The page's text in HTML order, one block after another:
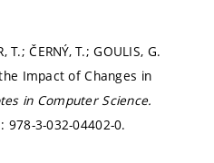
T.; ČERNÝ, T.; GOULIS, G.
Impact of Changes in
in Computer Science.
978-3-032-04402-0.